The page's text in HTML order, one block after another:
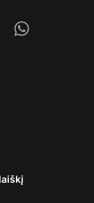
Whatsapp